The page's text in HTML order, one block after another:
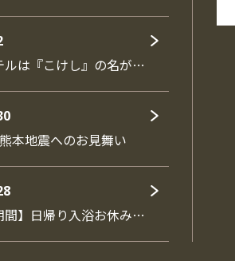
ルは『こけし』の名が…
本地震へのお見舞い
間】日帰り入浴お休み…